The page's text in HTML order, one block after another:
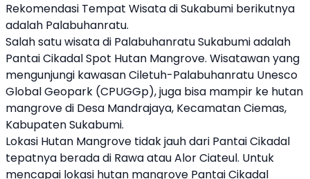
Rekomendasi Tempat Wisata di Sukabumi berikutnya
adalah Palabuhanratu.
Salah satu wisata di Palabuhanratu Sukabumi adalah
Pantai Cikadal Spot Hutan Mangrove. Wisatawan yang
mengunjungi kawasan Ciletuh-Palabuhanratu Unesco
Global Geopark (CPUGGp), juga bisa mampir ke hutan
mangrove di Desa Mandrajaya, Kecamatan Ciemas,
Kabupaten Sukabumi.
Lokasi Hutan Mangrove tidak jauh dari Pantai Cikadal
tepatnya berada di Rawa atau Alor Ciateul. Untuk
mencapai lokasi hutan mangrove Pantai Cikadal